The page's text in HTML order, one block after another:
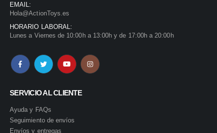
EMAIL:
Hola@ActionToys.es
HORARIO LABORAL:
Lunes a Viernes de 10:00h a 13:00h y de 17:00h a 20:00h
SERVICIO AL CLIENTE
Ayuda y FAQs
Seguimiento de envíos
Envíos y entregas